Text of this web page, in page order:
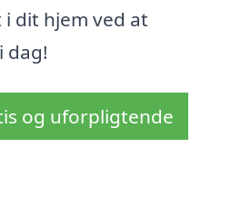
dit hjem ved at
dag!
og uforpligtende